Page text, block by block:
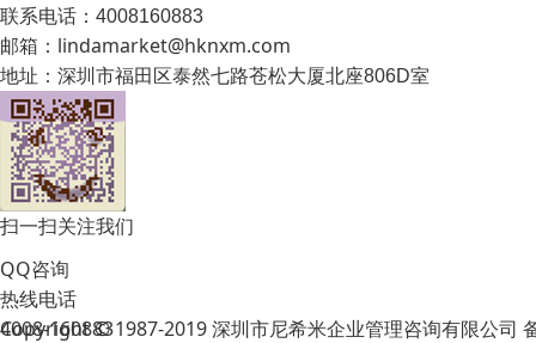
联系电话：4008160883
邮箱：lindamarket@hknxm.com
地址： 深圳市福田区泰然七路苍松大厦北座806D室
扫一扫关注我们
Copyright © 1987-2019 深圳市尼希米企业管理咨询有限公司
QQ咨询
热线电话
4008-160883